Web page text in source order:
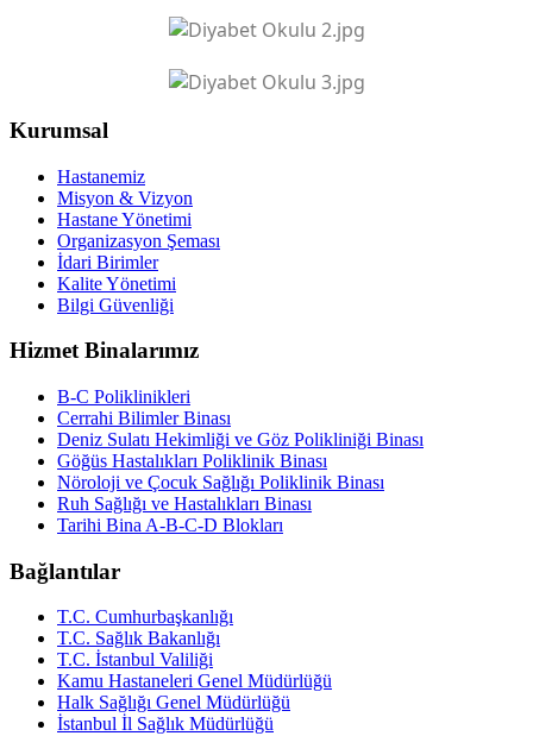
Kurumsal
Hastanemiz
Misyon & Vizyon
Hastane Yönetimi
Organizasyon Şeması
İdari Birimler
Kalite Yönetimi
Bilgi Güvenliği
Hizmet Binalarımız
B-C Poliklinikleri
Cerrahi Bilimler Binası
Deniz Sulatı Hekimliği ve Göz Polikliniği Binası
Göğüs Hastalıkları Poliklinik Binası
Nöroloji ve Çocuk Sağlığı Poliklinik Binası
Ruh Sağlığı ve Hastalıkları Binası
Tarihi Bina A-B-C-D Blokları
Bağlantılar
T.C. Cumhurbaşkanlığı
T.C. Sağlık Bakanlığı
T.C. İstanbul Valiliği
Kamu Hastaneleri Genel Müdürlüğü
Halk Sağlığı Genel Müdürlüğü
İstanbul İl Sağlık Müdürlüğü